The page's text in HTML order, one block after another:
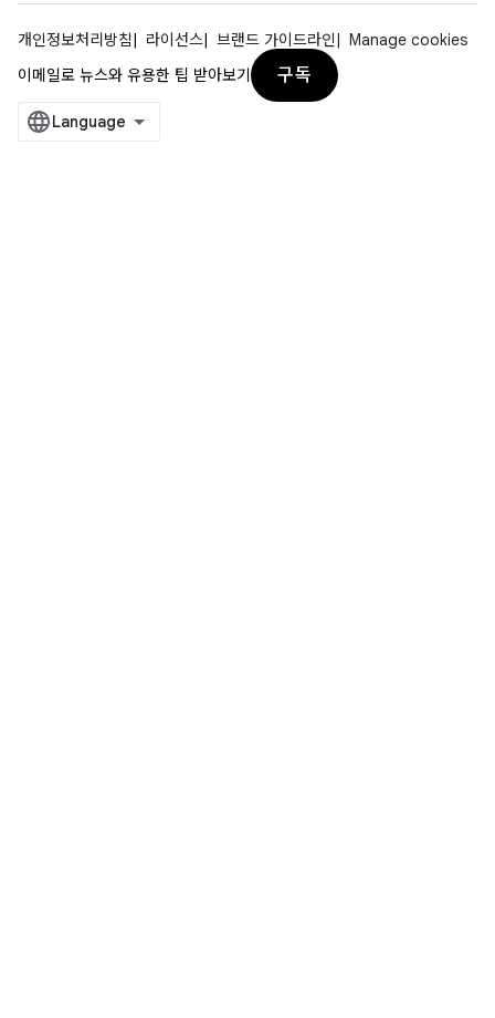
개인정보처리방침 라이선스 브랜드 가이드라인
Manage cookies
이메일로 뉴스와 유용한 팁 받아보기
구독